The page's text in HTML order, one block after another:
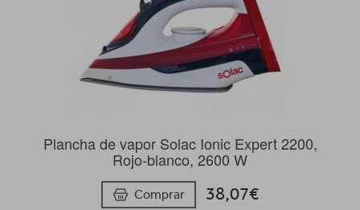
Plancha de vapor Solac Ionic Expert 2200,
Rojo-blanco, 2600 W
Comprar 38,07€